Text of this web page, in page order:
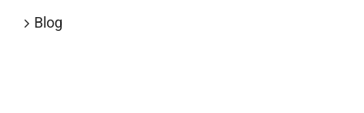
Blog